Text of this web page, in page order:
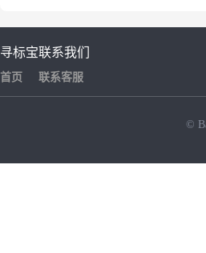
寻标宝
首页
联系我们
联系客服
©